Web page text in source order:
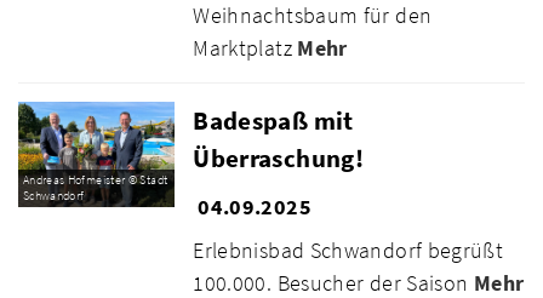
Weihnachtsbaum für den
Marktplatz Mehr
Andreas Hofmeister © Stadt
Schwandorf
Badespaß mit
Überraschung!
04.09.2025
Erlebnisbad Schwandorf begrüßt
100.000. Besucher der Saison Mehr